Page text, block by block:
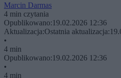
Marcin Darmas
4 min czytania
Opublikowano:19.02.2026 12:36
Aktualizacja:Ostatnia aktualizacja:
•
4 min
Opublikowano:19.02.2026 12:36
•
4 min